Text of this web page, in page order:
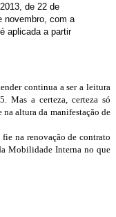
de 22 de
novembro, com a
aplicada a partir
continua a ser a leitura
Mas a certeza, certeza só
na altura da manifestação de
na renovação de contrato
Mobilidade Interna no que